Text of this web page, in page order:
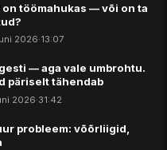
on töömahukas — või on ta
2026·13:07
— aga vale umbrohtu.
päriselt tähendab
2026·31:42
probleem: võõrliigid,